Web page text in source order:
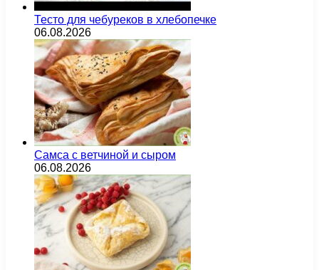
Тесто для чебуреков в хлебопечке
06.08.2026
Самса с ветчиной и сыром
06.08.2026